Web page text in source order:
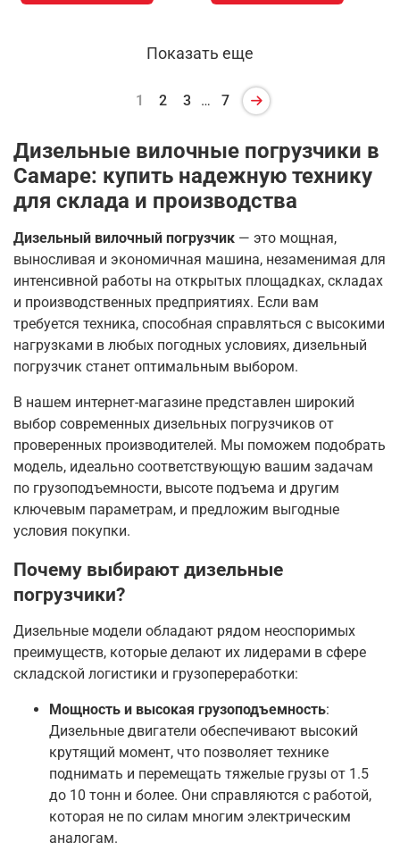
Показать еще
1 2 3 … 7
Дизельные вилочные погрузчики в
Самаре: купить надежную технику
для склада и производства
Дизельный вилочный погрузчик — это мощная,
выносливая и экономичная машина, незаменимая для
интенсивной работы на открытых площадках, складах
и производственных предприятиях. Если вам
требуется техника, способная справляться с высокими
нагрузками в любых погодных условиях, дизельный
погрузчик станет оптимальным выбором.
В нашем интернет-магазине представлен широкий
выбор современных дизельных погрузчиков от
проверенных производителей. Мы поможем подобрать
модель, идеально соответствующую вашим задачам
по грузоподъемности, высоте подъема и другим
ключевым параметрам, и предложим выгодные
условия покупки.
Почему выбирают дизельные
погрузчики?
Дизельные модели обладают рядом неоспоримых
преимуществ, которые делают их лидерами в сфере
складской логистики и грузопереработки:
Мощность и высокая грузоподъемность:
Дизельные двигатели обеспечивают высокий
крутящий момент, что позволяет технике
поднимать и перемещать тяжелые грузы от 1.5
до 10 тонн и более. Они справляются с работой,
которая не по силам многим электрическим
аналогам.